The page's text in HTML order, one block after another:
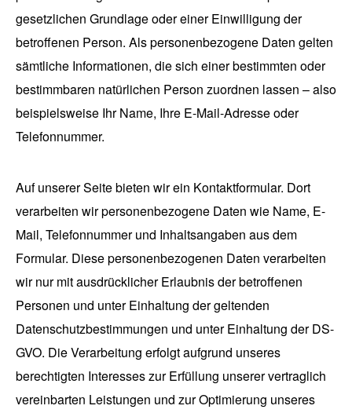
gesetzlichen Grundlage oder einer Einwilligung der
betroffenen Person. Als personenbezogene Daten gelten
sämtliche Informationen, die sich einer bestimmten oder
bestimmbaren natürlichen Person zuordnen lassen – also
beispielsweise Ihr Name, Ihre E-Mail-Adresse oder
Telefonnummer.
Auf unserer Seite bieten wir ein Kontaktformular. Dort
verarbeiten wir personenbezogene Daten wie Name, E-
Mail, Telefonnummer und Inhaltsangaben aus dem
Formular. Diese personenbezogenen Daten verarbeiten
wir nur mit ausdrücklicher Erlaubnis der betroffenen
Personen und unter Einhaltung der geltenden
Datenschutzbestimmungen und unter Einhaltung der DS-
GVO. Die Verarbeitung erfolgt aufgrund unseres
berechtigten Interesses zur Erfüllung unserer vertraglich
vereinbarten Leistungen und zur Optimierung unseres